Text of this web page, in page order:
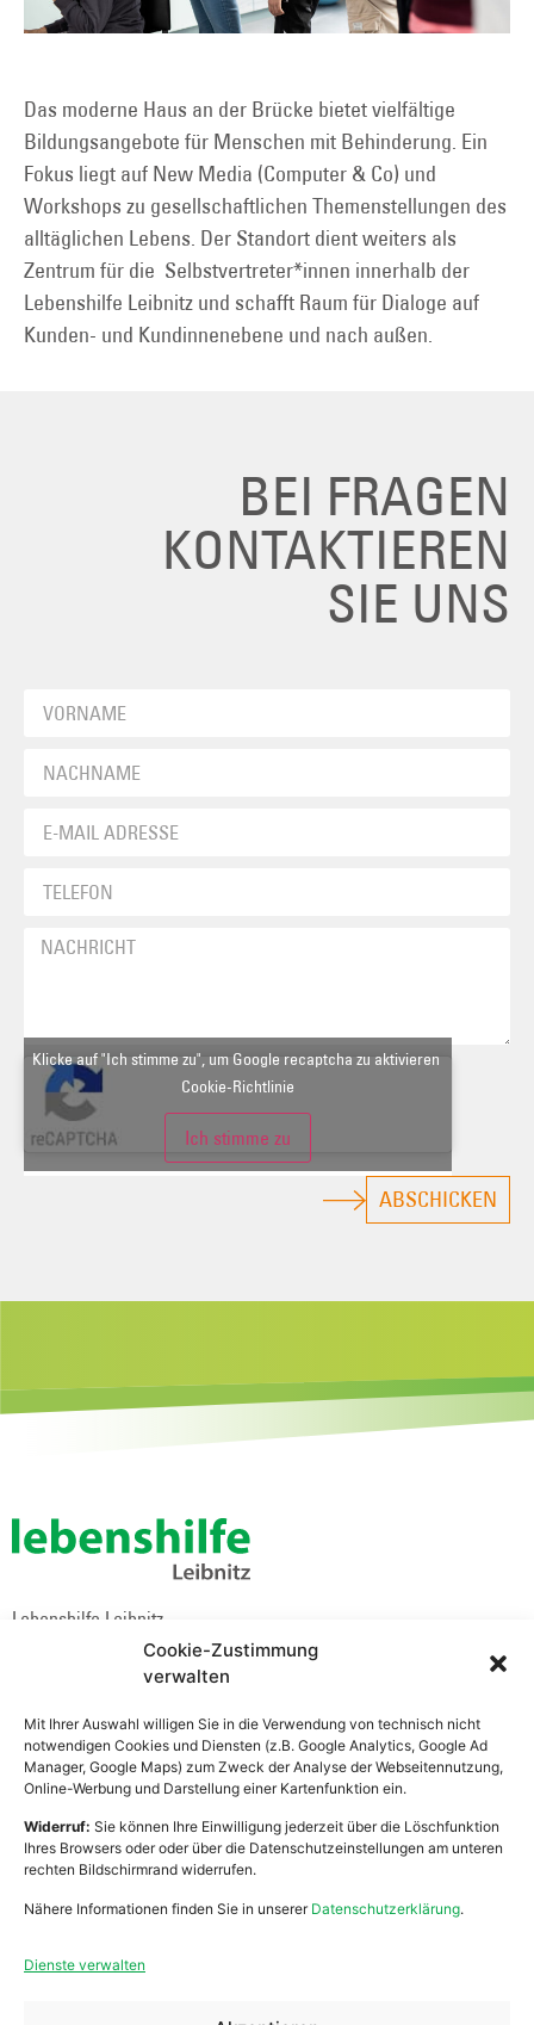
Cookie-Zustimmung
verwalten
Mit Ihrer Auswahl willigen Sie in die Verwendung von technisch nicht
notwendigen Cookies und Diensten (z.B. Google Analytics, Google Ad
Manager, Google Maps) zum Zweck der Analyse der Webseitennutzung,
Online-Werbung und Darstellung einer Kartenfunktion ein.
Widerruf: Sie können Ihre Einwilligung jederzeit über die Löschfunktion
Ihres Browsers oder oder über die Datenschutzeinstellungen am unteren
rechten Bildschirmrand widerrufen.
Nähere Informationen finden Sie in unserer Datenschutzerklärung.
Dienste verwalten
Das moderne Haus an der Brücke bietet vielfältige
Bildungsangebote für Menschen mit Behinderung. Ein
Fokus liegt auf New Media (Computer & Co) und
Workshops zu gesellschaftlichen Themenstellungen des
alltäglichen Lebens. Der Standort dient weiters als
Zentrum für die Selbstvertreter*innen innerhalb der
Lebenshilfe Leibnitz und schafft Raum für Dialoge auf
Kunden- und Kundinnenebene und nach außen.
BEI FRAGEN
KONTAKTIEREN
SIE UNS
Klicke auf "Ich stimme zu", um Google recaptcha zu aktivieren
Cookie-Richtlinie
Ich stimme zu
ABSCHICKEN
Lebenshilfe Leibnitz
Zentrale Verwaltung
Bahnhofstraße 21
Wohnen
Mobile Dienste
Ehrenamt
Anfragen